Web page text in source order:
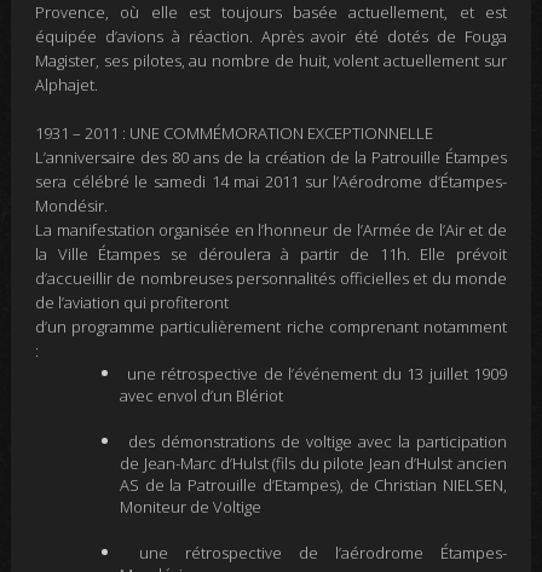
Provence, où elle est toujours basée actuellement, et est
équipée d’avions à réaction. Après avoir été dotés de Fouga
Magister, ses pilotes, au nombre de huit, volent actuellement sur
Alphajet.
1931 – 2011 : UNE COMMÉMORATION EXCEPTIONNELLE
L’anniversaire des 80 ans de la création de la Patrouille Étampes
sera célébré le samedi 14 mai 2011 sur l’Aérodrome d’Étampes-
Mondésir.
La manifestation organisée en l’honneur de l’Armée de l’Air et de
la Ville Étampes se déroulera à partir de 11h. Elle prévoit
d’accueillir de nombreuses personnalités officielles et du monde
de l’aviation qui profiteront
d’un programme particulièrement riche comprenant notamment
:
une rétrospective de l’événement du 13 juillet 1909
avec envol d’un Blériot
des démonstrations de voltige avec la participation
de Jean-Marc d’Hulst (fils du pilote Jean d’Hulst ancien
AS de la Patrouille d’Etampes), de Christian NIELSEN,
Moniteur de Voltige
une rétrospective de l’aérodrome Étampes-